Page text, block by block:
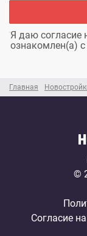
Главная
Я даю согласие
ознакомлен(а) с
©
Согласие